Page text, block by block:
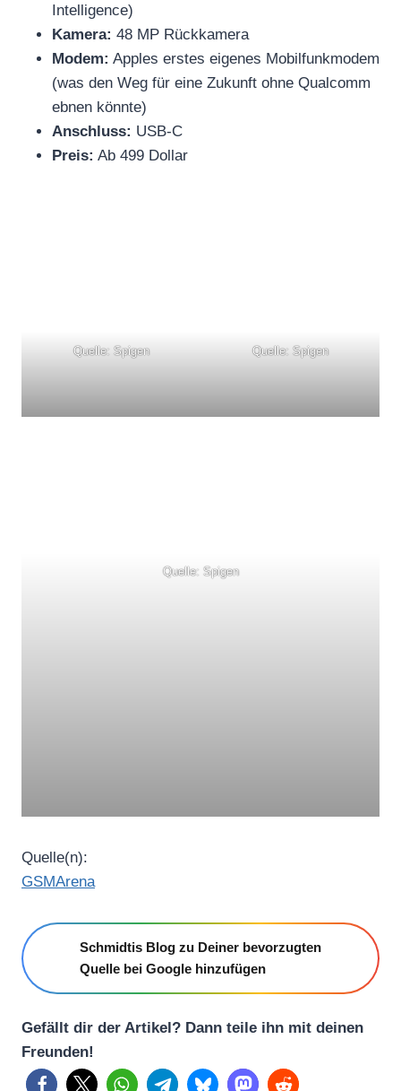
Intelligence)
Kamera: 48 MP Rückkamera
Modem: Apples erstes eigenes Mobilfunkmodem
(was den Weg für eine Zukunft ohne Qualcomm
ebnen könnte)
Anschluss: USB-C
Preis: Ab 499 Dollar
Quelle: Spigen Quelle: Spigen
Quelle: Spigen
Quelle(n):
GSMArena
Schmidtis Blog zu Deiner bevorzugten
Quelle bei Google hinzufügen
Gefällt dir der Artikel? Dann teile ihn mit deinen
Freunden!